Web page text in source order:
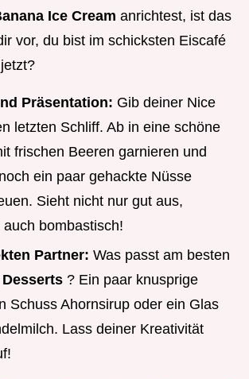
Ice Cream anrichtest, ist das
vor, du bist im schicksten Eiscafé
Präsentation: Gib deiner Nice
letzten Schliff. Ab in eine schöne
frischen Beeren garnieren und
ein paar gehackte Nüsse
Sieht nicht nur gut aus,
bombastisch!
Partner: Was passt am besten
? Ein paar knusprige
Schuss Ahornsirup oder ein Glas
Lass deiner Kreativität